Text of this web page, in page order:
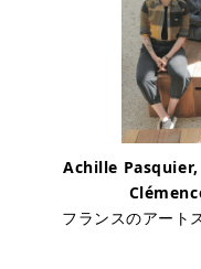
Achille
フランスのアート